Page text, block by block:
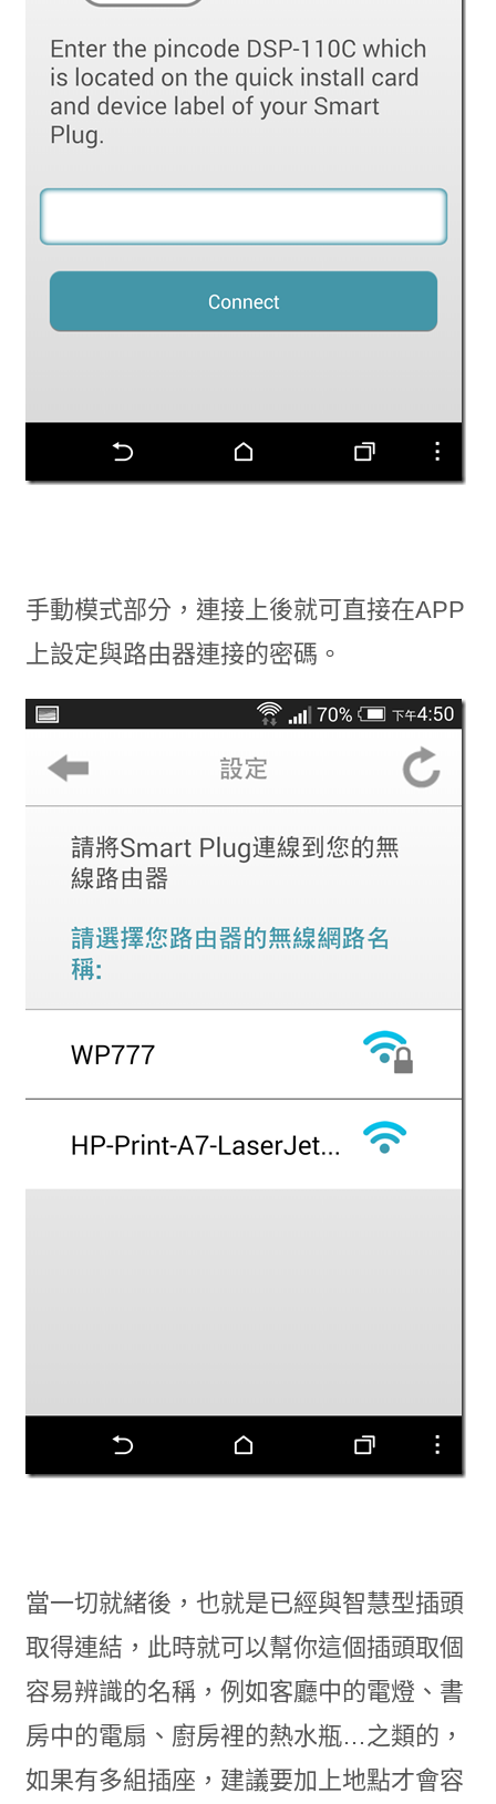
手動模式部分，連接上後就可直接在APP
上設定與路由器連接的密碼。
當一切就緒後，也就是已經與智慧型插頭
取得連結，此時就可以幫你這個插頭取個
容易辨識的名稱，例如客廳中的電燈、書
房中的電扇、廚房裡的熱水瓶…之類的，
如果有多組插座，建議要加上地點才會容